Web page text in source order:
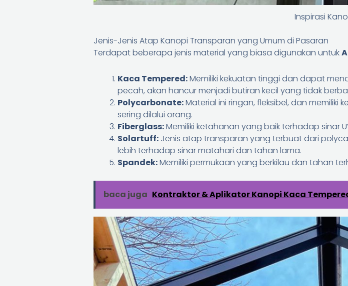
Inspirasi
Jenis-Jenis Atap Kanopi Transparan yang Umum di Pasaran
Terdapat beberapa jenis material yang biasa digunakan untuk
Kaca Tempered:Memiliki kekuatan tinggi dan dapat
pecah, akan hancur menjadi butiran kecil yang tidak
Polycarbonate:Material ini ringan, fleksibel, dan
sering dilalui orang.
Fiberglass:Memiliki ketahanan yang baik terhadap sinar
Solartuff: Jenis atap transparan yang terbuat dari
lebih terhadap sinar matahari dan tahan lama.
Spandek:Memiliki permukaan yang berkilau dan tahan
baca juga Kontraktor & Aplikator Kanopi Kaca